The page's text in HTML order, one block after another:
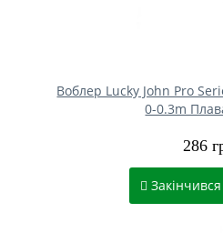
Воблер Lucky John Pro
0-0.3m
286
Закінчився